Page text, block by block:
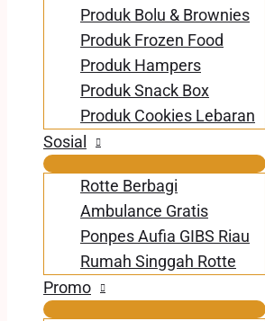
Produk Bolu & Brownies
Produk Frozen Food
Produk Hampers
Produk Snack Box
Produk Cookies Lebaran
Sosial
Rotte Berbagi
Ambulance Gratis
Ponpes Aufia GIBS Riau
Rumah Singgah Rotte
Promo